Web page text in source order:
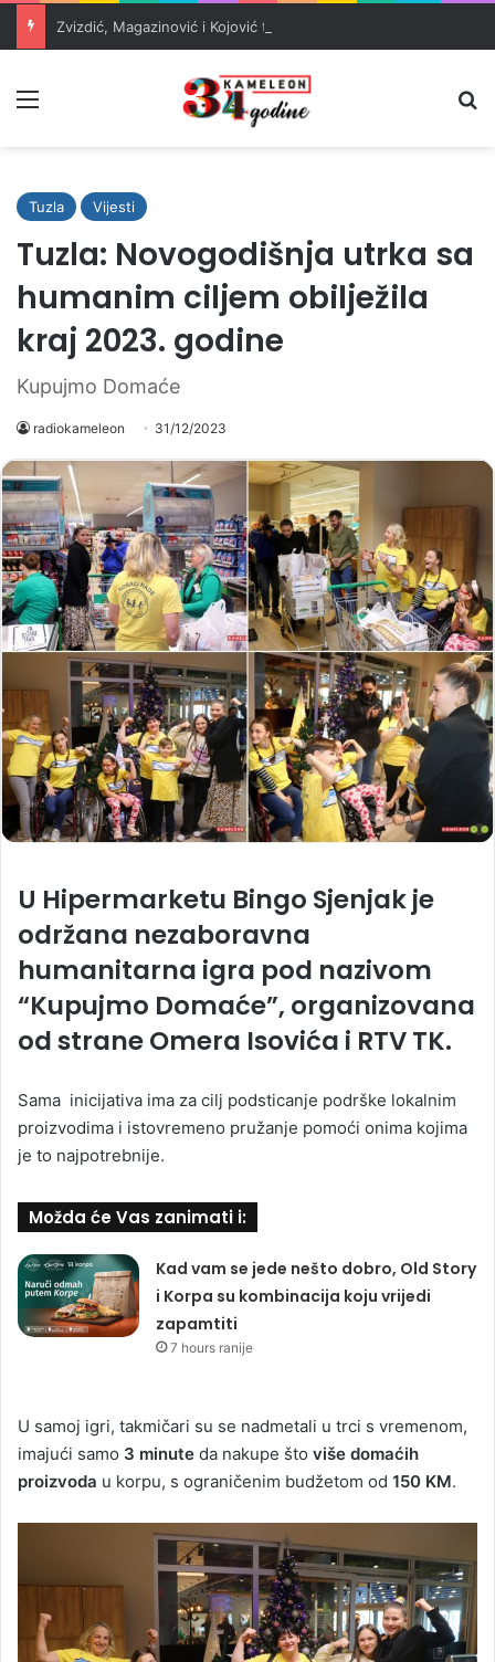
Tuzla Vijesti
Tuzla: Novogodišnja utrka sa
humanim ciljem obilježila
kraj 2023. godine
Kupujmo Domaće
radiokameleon 31/12/2023
U Hipermarketu Bingo Sjenjak je
održana nezaboravna
humanitarna igra pod nazivom
“Kupujmo Domaće”, organizovana
od strane Omera Isovića i RTV TK.
Sama inicijativa ima za cilj podsticanje podrške lokalnim
proizvodima i istovremeno pružanje pomoći onima kojima
je to najpotrebnije.
Možda će Vas zanimati i:
Kad vam se jede nešto dobro, Old Story
i Korpa su kombinacija koju vrijedi
zapamtiti
7 hours ranije
U samoj igri, takmičari su se nadmetali u trci s vremenom,
imajući samo 3 minute da nakupe što više domaćih
proizvoda u korpu, s ograničenim budžetom od 150 KM.